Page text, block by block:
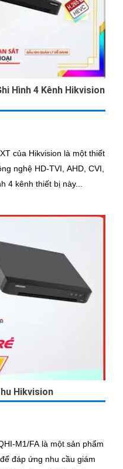
Hình 4 Kênh Hikvision
của Hikvision là một thiết
nghệ HD-TVI, AHD, CVI,
hình 4 kênh thiết bị này...
Hikvision
M1/FA là một sản phẩm
đáp ứng nhu cầu giám